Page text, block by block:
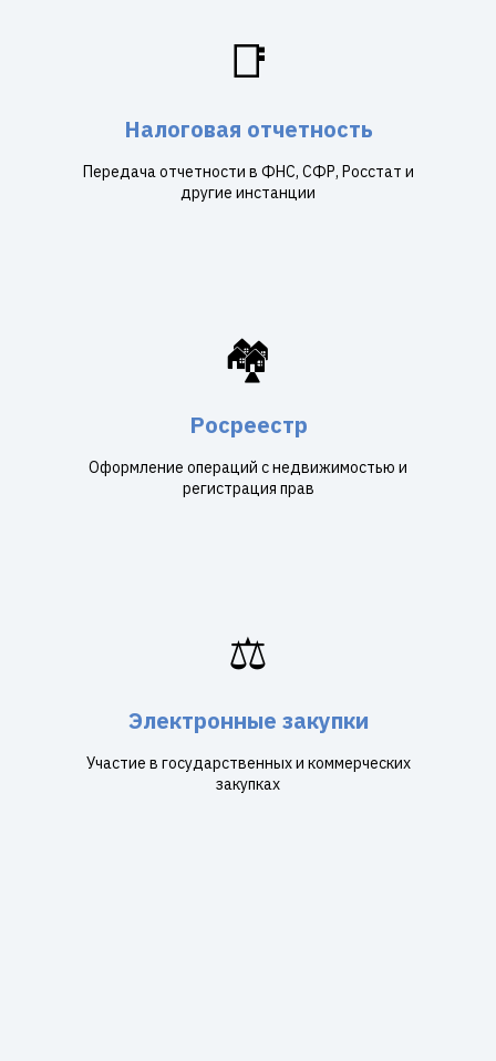
📑
Налоговая отчетность
Передача отчетности в ФНС, СФР, Росстат и
другие инстанции
🏘️
Росреестр
Оформление операций с недвижимостью и
регистрация прав
⚖️
Электронные закупки
Участие в государственных и коммерческих
закупках